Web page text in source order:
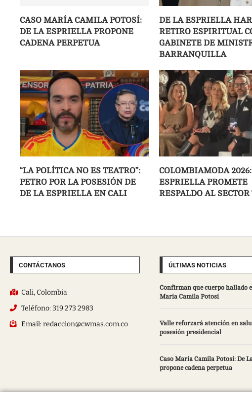
CASO MARÍA CAMILA POTOSÍ:
DE LA ESPRIELLA PROPONE
CADENA PERPETUA
DE LA ESPRIELLA
RETIRO ESPIRITUAL
GABINETE DE
BARRANQUILLA
“LA POLÍTICA NO ES TEATRO”:
PETRO POR LA POSESIÓN DE
DE LA ESPRIELLA EN CALI
COLOMBIAMODA
ESPRIELLA PROMETE
RESPALDO AL
CONTÁCTANOS
Cali, Colombia
Teléfono: 319 273 2983
Email: redaccion@cwmas.com.co
ÚLTIMAS NOTICIAS
Confirman que cuerpo hallado
María Camila Potosí
Valle reforzará atención en
posesión presidencial
Caso María Camila Potosí: De
propone cadena perpetua